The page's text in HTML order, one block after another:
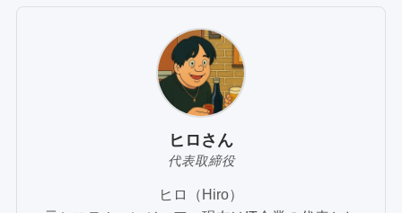
ヒロさん
代表取締役
ヒロ（Hiro）